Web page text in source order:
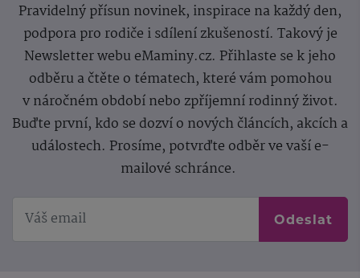
Pravidelný přísun novinek, inspirace na každý den,
podpora pro rodiče i sdílení zkušeností. Takový je
Newsletter webu eMaminy.cz. Přihlaste se k jeho
odběru a čtěte o tématech, které vám pomohou
v náročném období nebo zpříjemní rodinný život.
Buďte první, kdo se dozví o nových článcích, akcích a
událostech. Prosíme, potvrďte odběr ve vaší e-
mailové schránce.
Odeslat